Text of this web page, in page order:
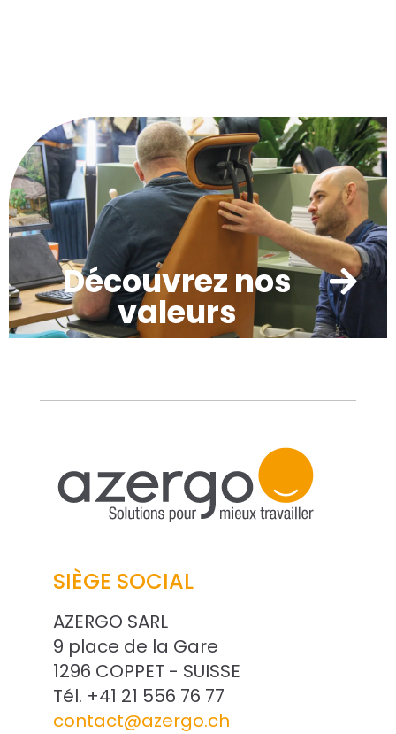
Découvrez nos
valeurs
SIÈGE SOCIAL
AZERGO SARL
9 place de la Gare
1296 COPPET - SUISSE
Tél. +41 21 556 76 77
contact@azergo.ch